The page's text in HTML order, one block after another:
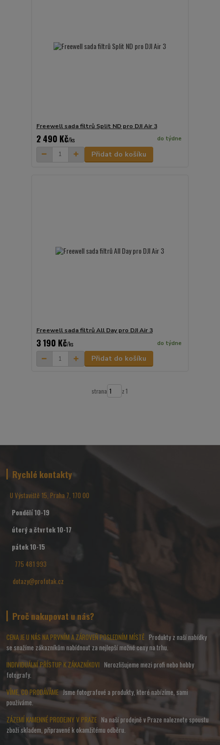
Freewell sada filtrů Split ND pro DJI Air 3
2 490 Kč/ks do týdne
Přidat do košíku
Freewell sada filtrů All Day pro DJI Air 3
3 190 Kč/ks do týdne
Přidat do košíku
strana z 1
Rychlé kontakty
U Výstaviště 15, Praha 7, 170 00
Pondělí 10-19
úterý a čtvrtek 10-17
pátek 10-15
775 481 993
dotazy@profotak.cz
Proč nakupovat u nás?
CENA JE U NÁS NA PRVNÍM A ZÁROVEŇ POSLEDNÍM MÍSTĚ Produkty z naší nabídky
se snažíme zákazníkům nabídnout za nejlepší možné ceny na trhu.
INDIVIDUÁLNÍ PŘÍSTUP K ZÁKAZNÍKOVINerozlišujeme mezi profi nebo hobby
fotografy.
VÍME, CO PRODÁVÁMEJsme fotografové a produkty, které nabízíme, sami
používáme.
ZÁZEMÍ KAMENNÉ PRODEJNY V PRAZENa naší prodejně v Praze naleznete spoustu
zboží skladem, připravené k okamžitému odběru.